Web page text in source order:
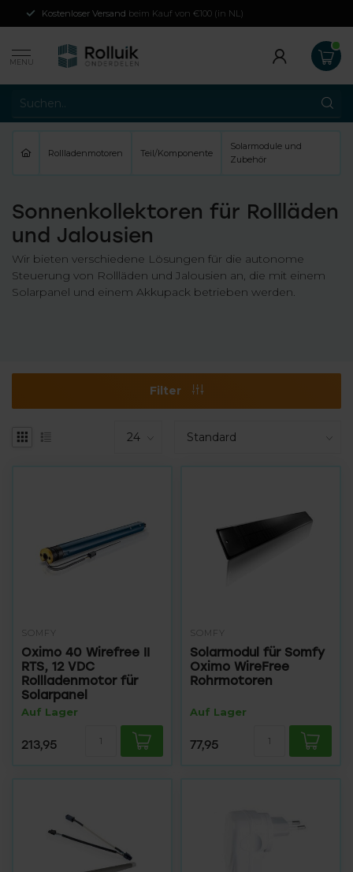
Kostenloser Versand beim Kauf von €100 (in NL)
MENU
Rollladenmotoren Teil/Komponente
Solarmodule und
Zubehör
Sonnenkollektoren für Rollläden
und Jalousien
Wir bieten verschiedene Lösungen für die autonome
Steuerung von Rollläden und Jalousien an, die mit einem
Solarpanel und einem Akkupack betrieben werden.
Filter
SOMFY
Oximo 40 Wirefree II
RTS, 12 VDC
Rollladenmotor für
Solarpanel
Auf Lager
213,95
SOMFY
Solarmodul für Somfy
Oximo WireFree
Rohrmotoren
Auf Lager
77,95